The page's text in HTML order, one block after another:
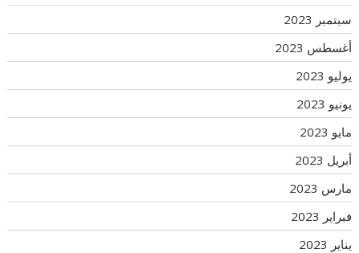
سبتمبر 2023
أغسطس 2023
يوليو 2023
يونيو 2023
مايو 2023
أبريل 2023
مارس 2023
فبراير 2023
يناير 2023